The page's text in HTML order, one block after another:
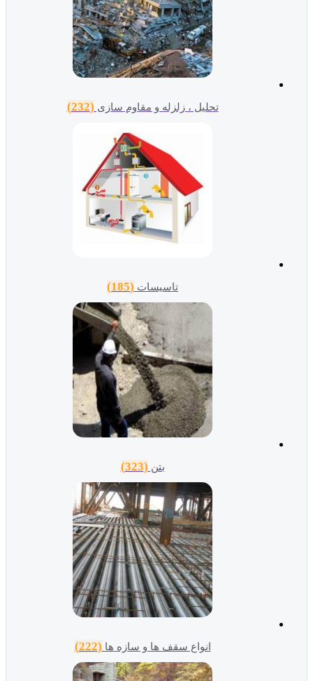
تحلیل ، زلزله و مقاوم سازی(232)
تاسیسات(185)
انواع سقف ها و سازه ها(222)